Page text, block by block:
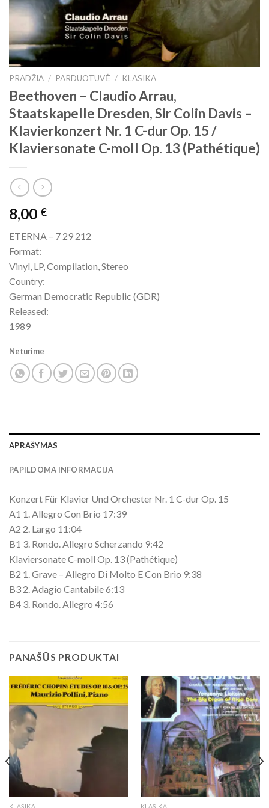
PRADŽIA / PARDUOTUVĖ / KLASIKA
Beethoven – Claudio Arrau,
Staatskapelle Dresden, Sir Colin Davis –
Klavierkonzert Nr. 1 C-dur Op. 15 /
Klaviersonate C-moll Op. 13 (Pathétique)
8,00 €
ETERNA – 7 29 212
Format:
Vinyl, LP, Compilation, Stereo
Country:
German Democratic Republic (GDR)
Released:
1989
Neturime
APRAŠYMAS
PAPILDOMA INFORMACIJA
Konzert Für Klavier Und Orchester Nr. 1 C-dur Op. 15
A1 1. Allegro Con Brio 17:39
A2 2. Largo 11:04
B1 3. Rondo. Allegro Scherzando 9:42
Klaviersonate C-moll Op. 13 (Pathétique)
B2 1. Grave – Allegro Di Molto E Con Brio 9:38
B3 2. Adagio Cantabile 6:13
B4 3. Rondo. Allegro 4:56
PANAŠŪS PRODUKTAI
KLASIKA KLASIKA